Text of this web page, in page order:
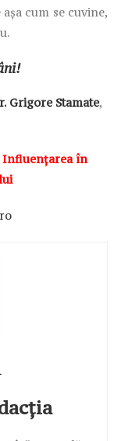
cum se cuvine,
Grigore Stamate,
Influențarea în